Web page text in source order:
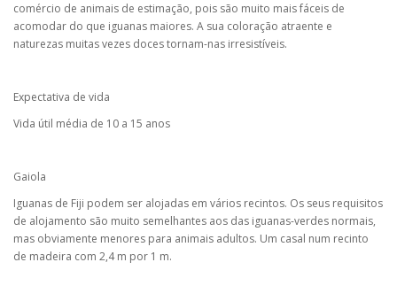
comércio de animais de estimação, pois são muito mais fáceis de
acomodar do que iguanas maiores. A sua coloração atraente e
naturezas muitas vezes doces tornam-nas irresistíveis.
Expectativa de vida
Vida útil média de 10 a 15 anos
Gaiola
Iguanas de Fiji podem ser alojadas em vários recintos. Os seus requisitos
de alojamento são muito semelhantes aos das iguanas-verdes normais,
mas obviamente menores para animais adultos. Um casal num recinto
de madeira com 2,4 m por 1 m.